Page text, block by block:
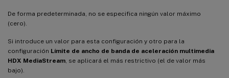
De forma predeterminada, no se especifica ningún valor máximo
(cero).
Si introduce un valor para esta configuración y otro para la
configuración Límite de ancho de banda de aceleración multimedia
HDX MediaStream , se aplicará el más restrictivo (el de valor más
bajo).